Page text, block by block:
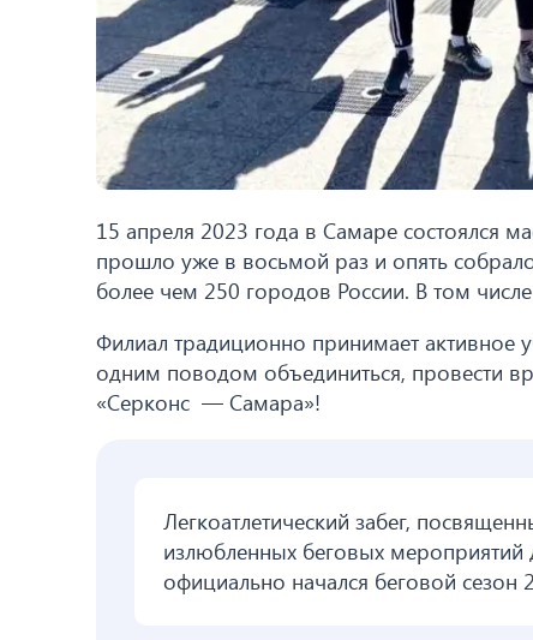
15 апреля 2023 года в Самаре состоялся
прошло уже в восьмой раз и опять
более чем 250 городов России. В том
Филиал традиционно принимает активное
одним поводом объединиться, провести
«Серконс — Самара»!
Легкоатлетический забег,
излюбленных беговых мероприятий
официально начался беговой сезон